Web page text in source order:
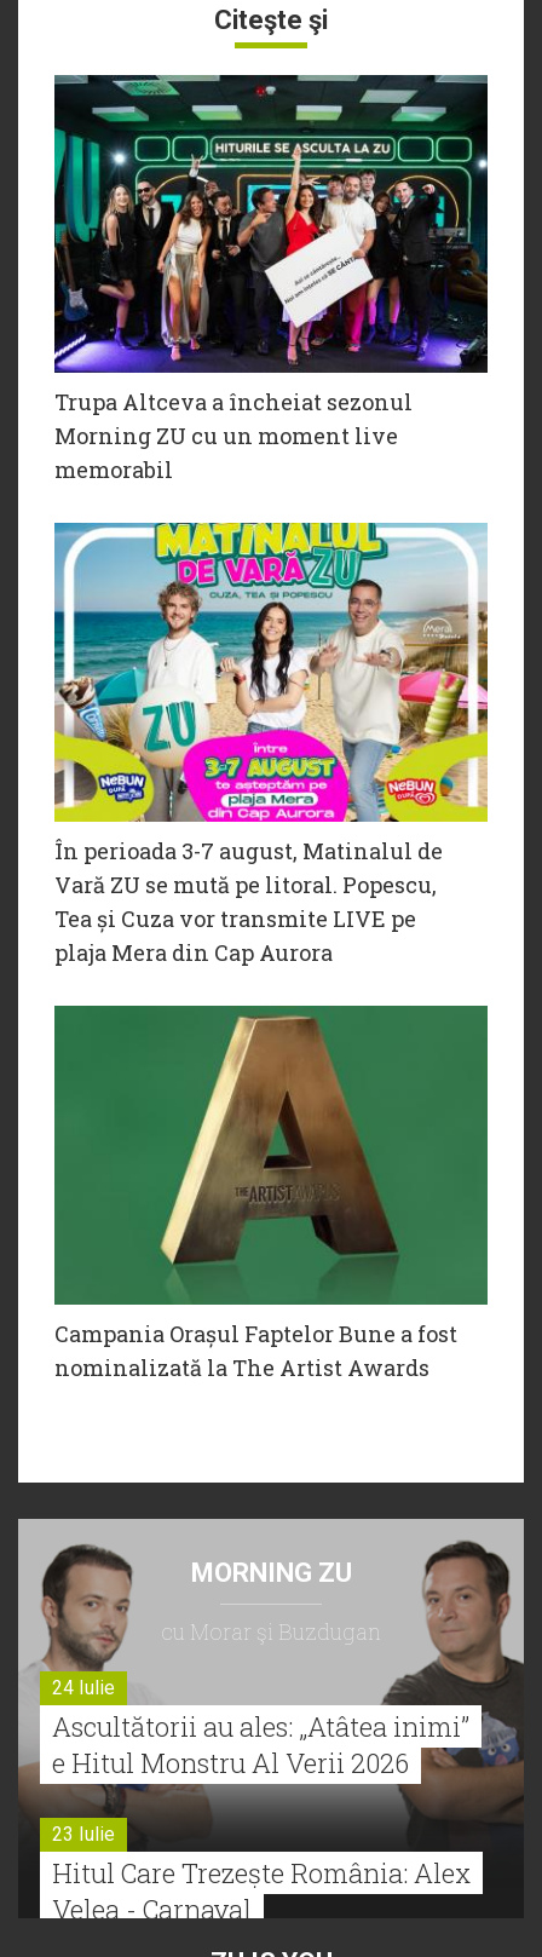
Citeşte şi
Trupa Altceva a încheiat sezonul
Morning ZU cu un moment live
memorabil
În perioada 3-7 august, Matinalul de
Vară ZU se mută pe litoral. Popescu,
Tea și Cuza vor transmite LIVE pe
plaja Mera din Cap Aurora
Campania Orașul Faptelor Bune a fost
nominalizată la The Artist Awards
MORNING ZU
cu Morar şi Buzdugan
24 Iulie
Ascultătorii au ales: „Atâtea inimi”
e Hitul Monstru Al Verii 2026
23 Iulie
Hitul Care Trezește România: Alex
Velea - Carnaval